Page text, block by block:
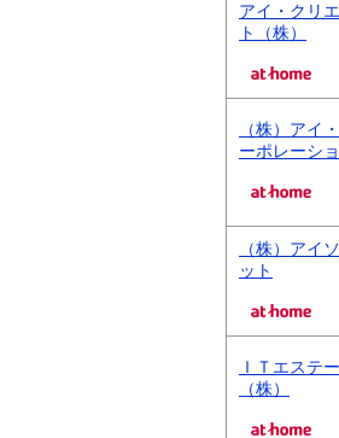
アイ・クリ
ト（株）
（株）アイ
ーポレーシ
（株）アイ
ット
ＩＴエステ
（株）